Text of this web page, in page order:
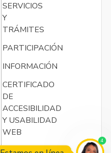
SERVICIOS
Y
TRÁMITES
PARTICIPACIÓN
INFORMACIÓN
CERTIFICADO
DE
ACCESIBILIDAD
Y USABILIDAD
WEB
4